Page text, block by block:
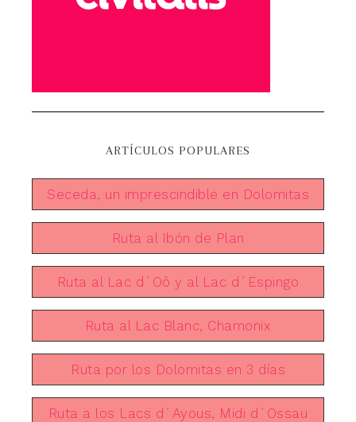
ARTÍCULOS POPULARES
Seceda, un imprescindible en Dolomitas
Ruta al Ibón de Plan
Ruta al Lac d´Oô y al Lac d´Espingo
Ruta al Lac Blanc, Chamonix
Ruta por los Dolomitas en 3 días
Ruta a los Lacs d´Ayous, Midi d´Ossau